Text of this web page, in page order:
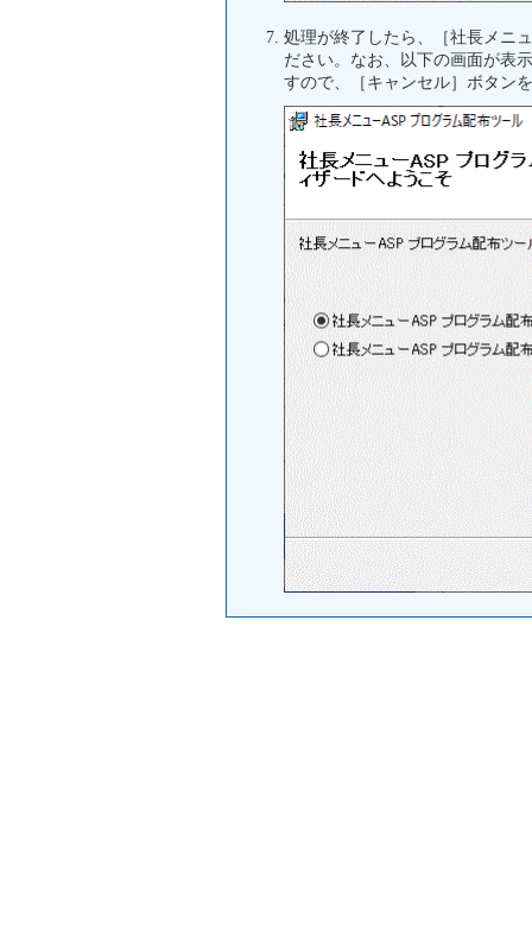
処理が終了したら、［社長メニ
ださい。なお、以下の画面が表
すので、［キャンセル］ボタン